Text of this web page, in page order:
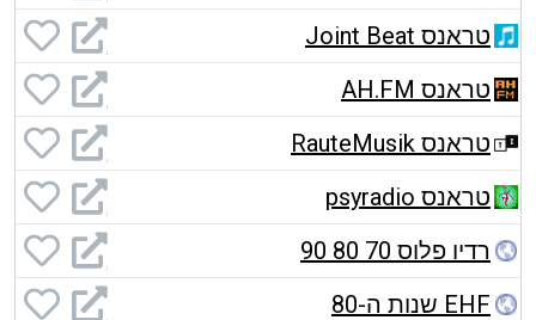
טראנס Joint Beat
טראנס AH.FM
טראנס RauteMusik
טראנס psyradio
רדיו פלוס 70 80 90
EHF שנות ה-80